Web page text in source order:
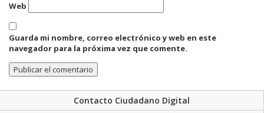
Web
Guarda mi nombre, correo electrónico y web en este
navegador para la próxima vez que comente.
Contacto Ciudadano Digital